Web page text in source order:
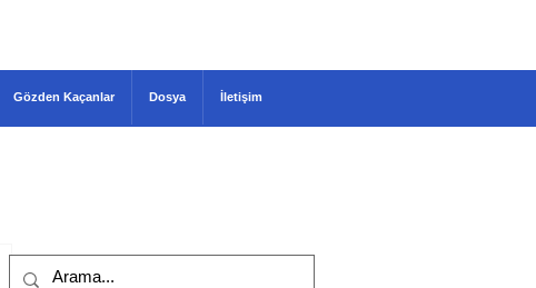
Gözden Kaçanlar Dosya İletişim